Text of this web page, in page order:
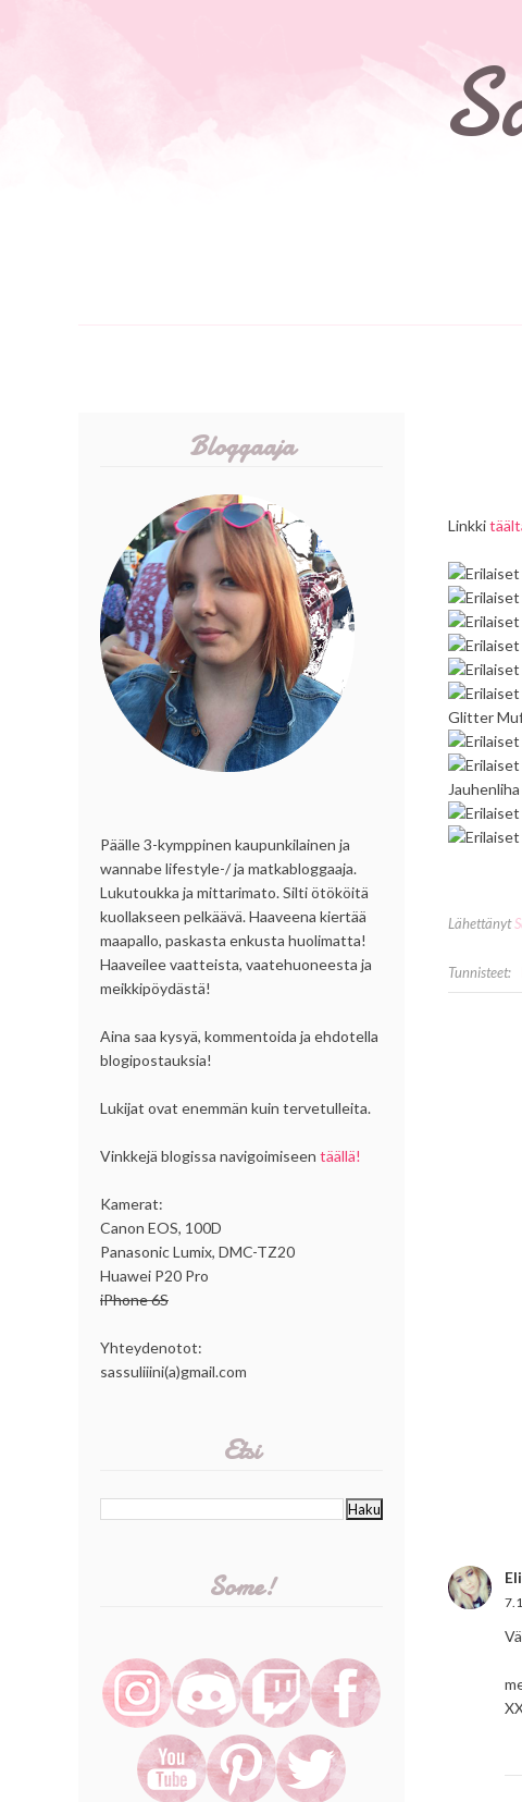
Linkki
Glitter
Lähettänyt
Tunnisteet:
Bloggaaja
Päälle 3-kymppinen kaupunkilainen ja
wannabe lifestyle-/ ja matkabloggaaja.
Lukutoukka ja mittarimato. Silti ötököitä
kuollakseen pelkäävä. Haaveena kiertää
maapallo, paskasta enkusta huolimatta!
Haaveilee vaatteista, vaatehuoneesta ja
meikkipöydästä!
Aina saa kysyä, kommentoida ja ehdotella
blogipostauksia!
Lukijat ovat enemmän kuin tervetulleita.
Vinkkejä blogissa navigoimiseen täällä!
Kamerat:
Canon EOS, 100D
Panasonic Lumix, DMC-TZ20
Huawei P20 Pro
iPhone 6S
Yhteydenotot:
sassuliiini(a)gmail.com
Etsi
Some!